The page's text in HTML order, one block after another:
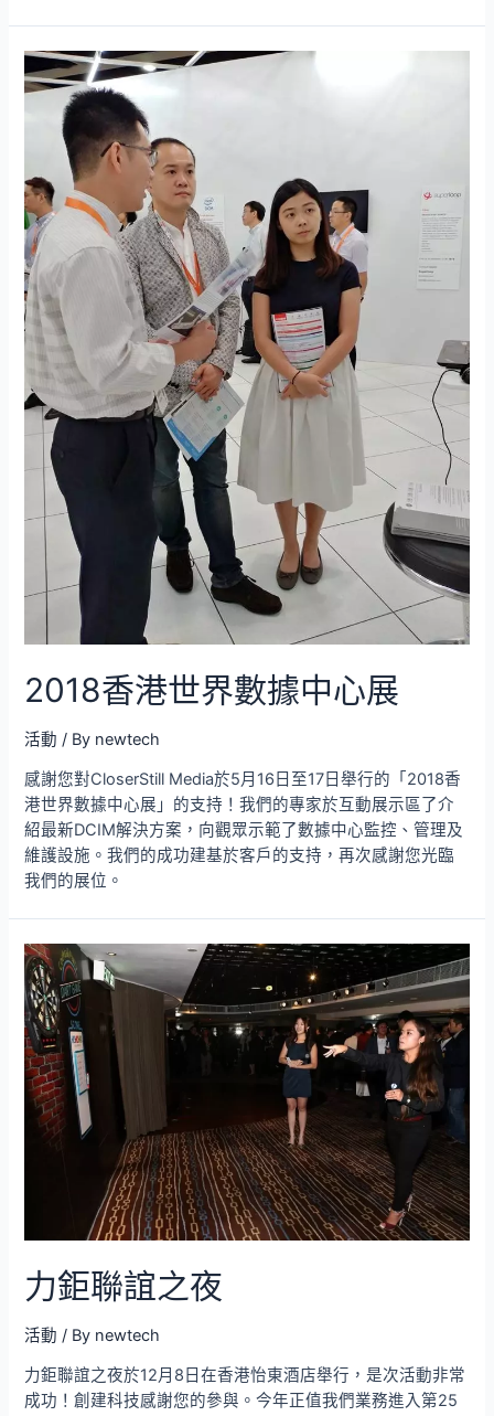
2018香港世界數據中心展
活動 / By newtech
感謝您對CloserStill Media於5月16日至17日舉行的「2018香
港世界數據中心展」的支持！我們的專家於互動展示區了介
紹最新DCIM解決方案，向觀眾示範了數據中心監控、管理及
維護設施。我們的成功建基於客戶的支持，再次感謝您光臨
我們的展位。
力鉅聯誼之夜
活動 / By newtech
力鉅聯誼之夜於12月8日在香港怡東酒店舉行，是次活動非常
成功！創建科技感謝您的參與。今年正值我們業務進入第25